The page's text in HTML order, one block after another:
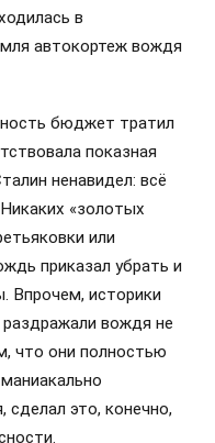
в
автокортеж вождя
бюджет тратил
показная
ненавидел: всё
«золотых
или
приказал убрать и
Впрочем, историки
вождя не
что они полностью
сделал это, конечно,